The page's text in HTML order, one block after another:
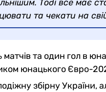
Тоді все має
та чекати на
та один гол в
юнацького Євро-
збірну України,